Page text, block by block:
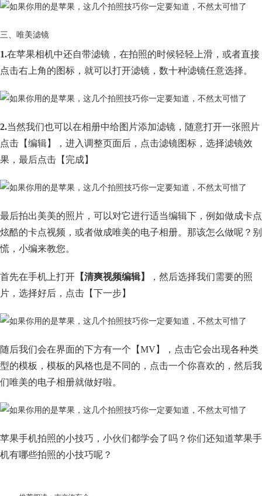
三、唯美滤镜
1.在苹果相机中还自带滤镜，在拍照的时候轻轻上滑，或者直接
点击右上角的图标，就可以打开滤镜，数十种滤镜任意选择。
2.当然我们也可以在相册中给图片添加滤镜，随意打开一张照片
点击【编辑】，进入调整页面后，点击滤镜图标，选择滤镜效
果，最后点击【完成】
最后拍出美美的照片，可以对它进行适当编辑下，例如做成卡点
炫酷的卡点视频，或者做成唯美的电子相册。那该怎么做呢？别
慌，小编来教您。
首先在手机上打开 【清爽视频编辑】
，然后选择我们需要的照
片，选择好后，点击【下一步】
随后我们会在界面的下方有一个【MV】，点击它会出现各种类
型的模板，模板的风格也是不同的，点击一个你喜欢的，然后我
们唯美的电子相册就做好啦。
苹果手机拍照的小技巧，小伙们都学会了吗？你们还知道苹果手
机有哪些拍照的小技巧呢？